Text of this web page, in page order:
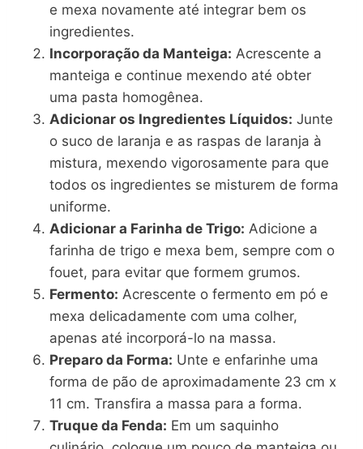
e mexa novamente até integrar bem os
ingredientes.
Incorporação da Manteiga: Acrescente a
manteiga e continue mexendo até obter
uma pasta homogênea.
Adicionar os Ingredientes Líquidos: Junte
o suco de laranja e as raspas de laranja à
mistura, mexendo vigorosamente para que
todos os ingredientes se misturem de forma
uniforme.
Adicionar a Farinha de Trigo: Adicione a
farinha de trigo e mexa bem, sempre com o
fouet, para evitar que formem grumos.
Fermento: Acrescente o fermento em pó e
mexa delicadamente com uma colher,
apenas até incorporá-lo na massa.
Preparo da Forma: Unte e enfarinhe uma
forma de pão de aproximadamente 23 cm x
11 cm. Transfira a massa para a forma.
Truque da Fenda: Em um saquinho